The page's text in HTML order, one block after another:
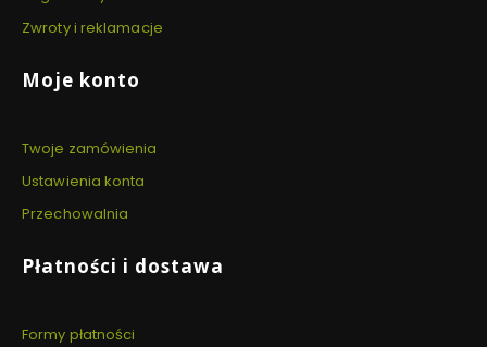
Zwroty i reklamacje
Moje konto
Twoje zamówienia
Ustawienia konta
Przechowalnia
Płatności i dostawa
Formy płatności